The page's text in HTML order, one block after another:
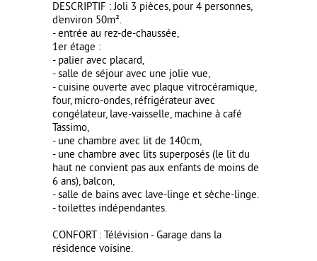
DESCRIPTIF : Joli 3 pièces, pour 4 personnes,
d'environ 50m².
- entrée au rez-de-chaussée,
1er étage :
- palier avec placard,
- salle de séjour avec une jolie vue,
- cuisine ouverte avec plaque vitrocéramique,
four, micro-ondes, réfrigérateur avec
congélateur, lave-vaisselle, machine à café
Tassimo,
- une chambre avec lit de 140cm,
- une chambre avec lits superposés (le lit du
haut ne convient pas aux enfants de moins de
6 ans), balcon,
- salle de bains avec lave-linge et sèche-linge.
- toilettes indépendantes.
CONFORT : Télévision - Garage dans la
résidence voisine.